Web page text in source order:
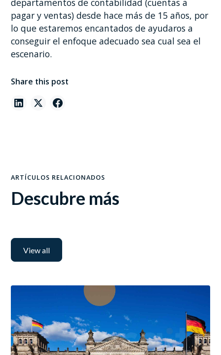
departamentos de contabilidad (cuentas a
pagar y ventas) desde hace más de 15 años, por
lo que estaremos encantados de ayudaros a
conseguir el enfoque adecuado sea cual sea el
escenario.
Share this post
ARTÍCULOS RELACIONADOS
Descubre más
View all